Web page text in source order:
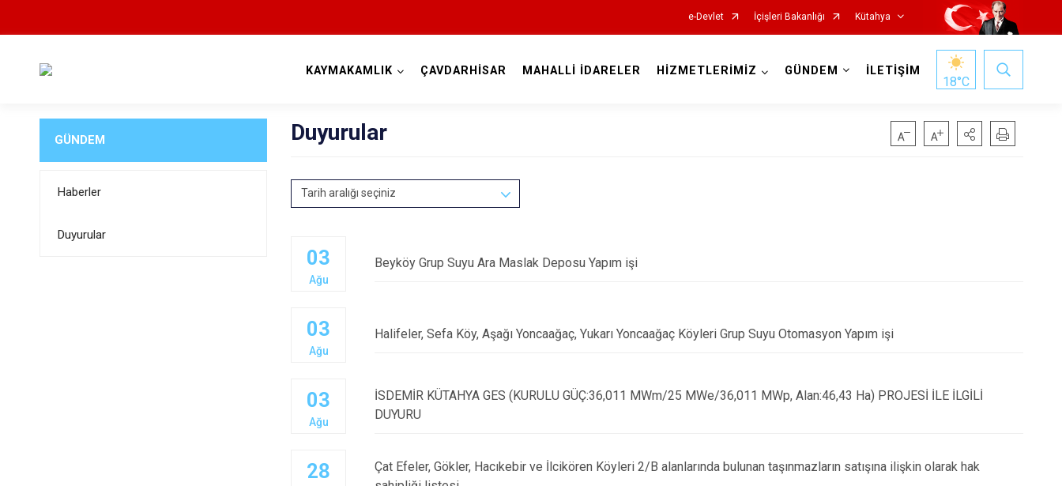
e-Devlet İçişleri Bakanlığı Kütahya
Altıntaş
Domaniç
Emet
Şaphane
Tavşanlı
KAYMAKAMLIK ÇAVDARHİSAR MAHALLİ İDARELER HİZMETLERİMİZ GÜNDEM İLETİŞİM
18°C
GÜNDEM
Haberler
Duyurular
Duyurular
Tarih aralığı seçiniz
03
Ağu
Beyköy Grup Suyu Ara Maslak Deposu Yapım işi
03
Ağu
Halifeler, Sefa Köy, Aşağı Yoncaağaç, Yukarı Yoncaağaç Köyleri Grup Suyu Otomasyon Yapım işi
03
Ağu
İSDEMİR KÜTAHYA GES (KURULU GÜÇ:36,011 MWm/25 MWe/36,011 MWp, Alan:46,43 Ha) PROJESİ İLE İLGİLİ
DUYURU
28
Çat Efeler, Gökler, Hacıkebir ve İlcikören Köyleri 2/B alanlarında bulunan taşınmazların satışına ilişkin olarak hak